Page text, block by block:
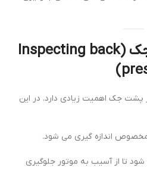
بازرسی فشار پشت جک (Inspecting back
جک اهمیت زیادی دارد. در این
اندازه گیری می شود.
شود تا از آسیب به موتور جلوگیری